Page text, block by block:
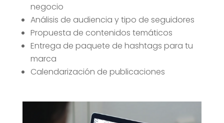
negocio
Análisis de audiencia y tipo de seguidores
Propuesta de contenidos temáticos
Entrega de paquete de hashtags para tu
marca
Calendarización de publicaciones